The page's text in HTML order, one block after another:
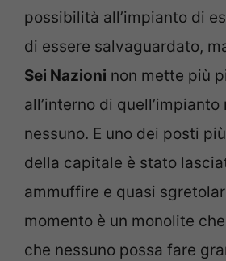
possibilità all’impianto di
di essere salvaguardato,
Sei Nazioni non mette più
all’interno di
nessuno. E uno dei posti
della capitale è stato
ammuffire e quasi
momento è un monolite
che nessuno possa fare